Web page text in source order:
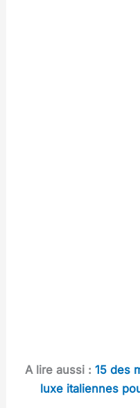
A lire aussi : 15 des
luxe italiennes